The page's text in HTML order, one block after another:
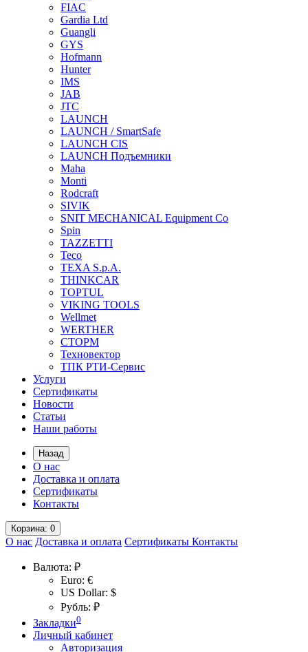
FIAC
Gardia Ltd
Guangli
GYS
Hofmann
Hunter
IMS
JAB
JTC
LAUNCH
LAUNCH / SmartSafe
LAUNCH CIS
LAUNCH Подъемники
Maha
Monti
Rodcraft
SIVIK
SNIT MECHANICAL Equipment Co
Spin
TAZZETTI
Teco
TEXA S.p.A.
THINKCAR
TOPTUL
VIKING TOOLS
Wellmet
WERTHER
СТОРМ
Техновектор
ТПК РТИ-Сервис
Услуги
Сертификаты
Новости
Статьи
Наши работы
Назад
О нас
Доставка и оплата
Сертификаты
Контакты
Корзина: 0
О нас Доставка и оплата Сертификаты Контакты
Валюта: ₽
Euro: €
US Dollar: $
Рубль: ₽
Закладки0
Личный кабинет
Авторизация